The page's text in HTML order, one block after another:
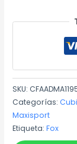
SKU:
Categorías:
Maxisport
Etiqueta:Fox